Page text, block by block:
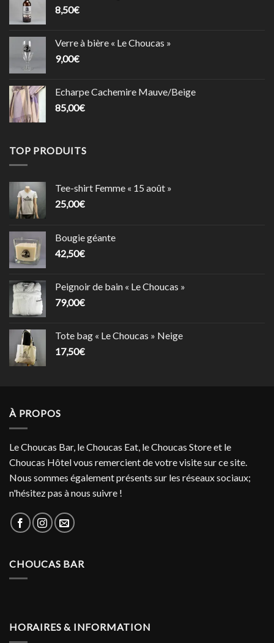
8,50€
Verre à bière « Le Choucas »
9,00€
Echarpe Cachemire Mauve/Beige
85,00€
TOP PRODUITS
Tee-shirt Femme « 15 août »
25,00€
Bougie géante
42,50€
Peignoir de bain « Le Choucas »
79,00€
Tote bag « Le Choucas » Neige
17,50€
À PROPOS
Le Choucas Bar, le Choucas Eat, le Choucas Store et le
Choucas Hôtel vous remercient de votre visite sur ce site.
Nous sommes également présents sur les réseaux sociaux;
n'hésitez pas à nous suivre !
CHOUCAS BAR
HORAIRES & INFORMATION